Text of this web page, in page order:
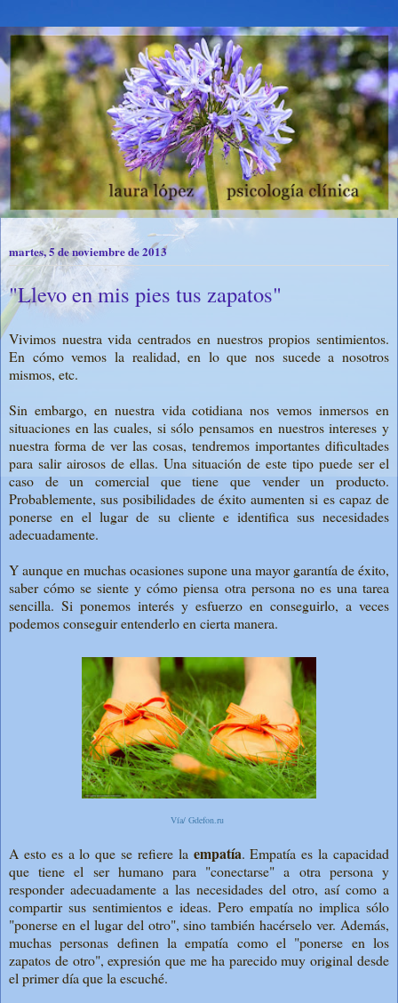
martes, 5 de noviembre de 2013
"Llevo en mis pies tus zapatos"
Vivimos nuestra vida centrados en nuestros propios sentimientos.
En cómo vemos la realidad, en lo que nos sucede a nosotros
mismos, etc.
Sin embargo, en nuestra vida cotidiana nos vemos inmersos en
situaciones en las cuales, si sólo pensamos en nuestros intereses y
nuestra forma de ver las cosas, tendremos importantes dificultades
para salir airosos de ellas. Una situación de este tipo puede ser el
caso de un comercial que tiene que vender un producto.
Probablemente, sus posibilidades de éxito aumenten si es capaz de
ponerse en el lugar de su cliente e identifica sus necesidades
adecuadamente.
Y aunque en muchas ocasiones supone una mayor garantía de éxito,
saber cómo se siente y cómo piensa otra persona no es una tarea
sencilla. Si ponemos interés y esfuerzo en conseguirlo, a veces
podemos conseguir entenderlo en cierta manera.
Vía/ Gdefon.ru
A esto es a lo que se refiere la empatía. Empatía es la capacidad
que tiene el ser humano para "conectarse" a otra persona y
responder adecuadamente a las necesidades del otro, así como a
compartir sus sentimientos e ideas. Pero empatía no implica sólo
"ponerse en el lugar del otro", sino también hacérselo ver. Además,
muchas personas definen la empatía como el "ponerse en los
zapatos de otro", expresión que me ha parecido muy original desde
el primer día que la escuché.